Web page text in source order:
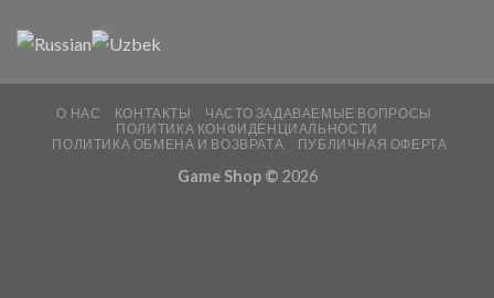
О НАС КОНТАКТЫ
ЧАСТО ЗАДАВАЕМЫЕ ВОПРОСЫ
ПОЛИТИКА КОНФИДЕНЦИАЛЬНОСТИ
ПОЛИТИКА ОБМЕНА И ВОЗВРАТА
ПУБЛИЧНАЯ ОФЕРТА
Game Shop © 2026